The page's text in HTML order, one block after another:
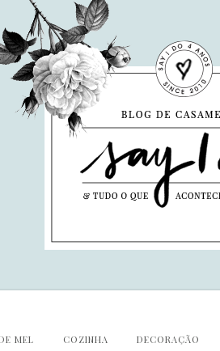
MEL COZINHA DECORAÇÃO